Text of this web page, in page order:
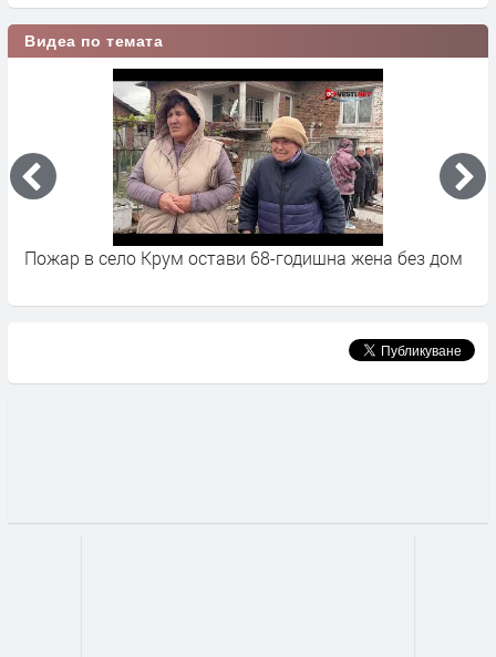
Видеа по темата
Пожар в село Крум остави 68-годишна жена без дом